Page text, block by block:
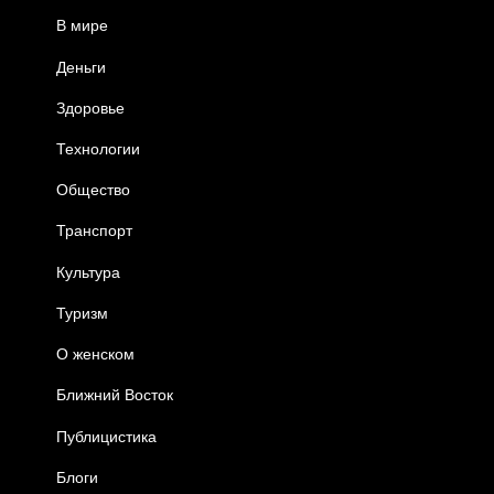
В мире
Деньги
Здоровье
Технологии
Общество
Транспорт
Культура
Туризм
О женском
Ближний Восток
Публицистика
Блоги